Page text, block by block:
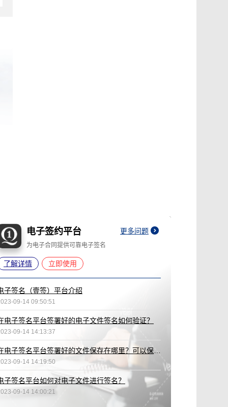
电子签约平台 更多问题
为电子合同提供可靠电子签名
了解详情 立即使用
子签名（壹签）平台介绍
09-14 09:50:51
电子签名平台签署好的电子文件签名如何验证？
09-14 14:13:37
09-14 14:19:50
子签名平台如何对电子文件进行签名？
09-14 14:00:21